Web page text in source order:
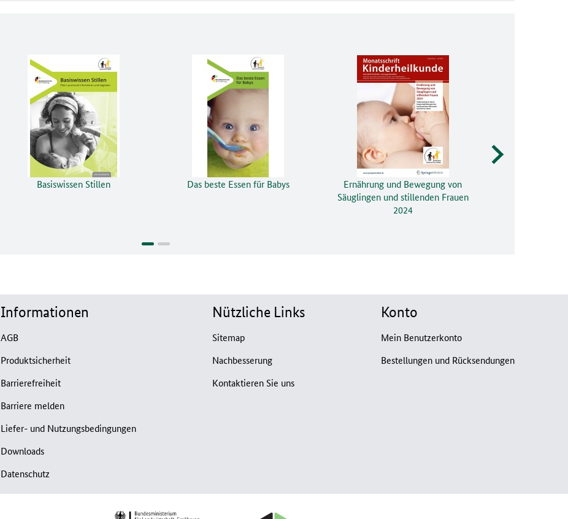
Basiswissen Stillen Das beste Essen für Babys
Ernährung und Bewegung von
Säuglingen und stillenden Frauen
2024
Informationen
AGB
Produktsicherheit
Barrierefreiheit
Barriere melden
Liefer- und Nutzungsbedingungen
Downloads
Datenschutz
Nützliche Links
Sitemap
Nachbesserung
Kontaktieren Sie uns
Konto
Mein Benutzerkonto
Bestellungen und Rücksendungen